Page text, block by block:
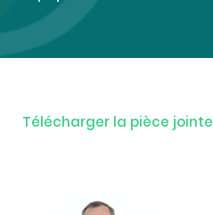
Télécharger la pièce jointe